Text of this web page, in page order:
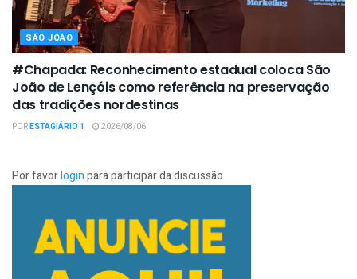
SÃO JOÃO
#Chapada: Reconhecimento estadual coloca São
João de Lençóis como referência na preservação
das tradições nordestinas
PORESTAGIÁRIO 1 2026/08/06
Por favorloginpara participar da discussão